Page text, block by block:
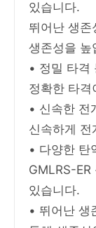
있습니다.
뛰어난 생존
생존성을 높
• 정밀 타격
정확한 타격
• 신속한 전
신속하게 전
• 다양한 탄
GMLRS-ER
있습니다.
• 뛰어난 생